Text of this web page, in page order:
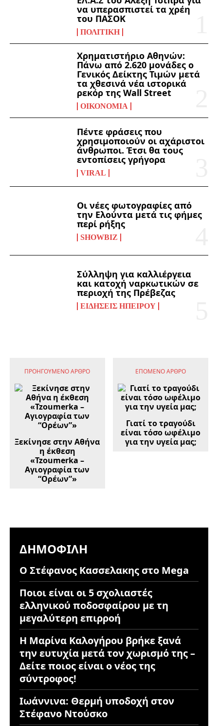
να υπερασπιστεί τα χρέη
του ΠΑΣΟΚ
ΠΟΛΙΤΙΚΉ
Χρηματιστήριο Αθηνών:
Πάνω από 2.620 μονάδες ο
Γενικός Δείκτης Τιμών μετά
τα χθεσινά νέα ιστορικά
ρεκόρ της Wall Street
ΟΙΚΟΝΟΜΊΑ
Πέντε φράσεις που
χρησιμοποιούν οι αχάριστοι
άνθρωποι. Έτσι θα τους
εντοπίσεις γρήγορα
VIRAL
Οι νέες φωτογραφίες από
την Ελούντα μετά τις φήμες
περί ρήξης
SHOWBIZ
Σύλληψη για καλλιέργεια
και κατοχή ναρκωτικών σε
περιοχή της Πρέβεζας
ΕΙΔΉΣΕΙΣ ΗΠΕΊΡΟΥ
ΠΡΟΗΓΟΎΜΕΝΟ ΆΡΘΡΟ
Ξεκίνησε στην Αθήνα
η έκθεση
«Tzoumerka –
Αγιογραφία των
“Ορέων”»
ΕΠΌΜΕΝΟ ΆΡΘΡΟ
Γιατί το τραγούδι
είναι τόσο ωφέλιμο
για την υγεία μας;
ΔΗΜΟΦΙΛΉ
Ο Στέφανος Κασσελακης στο Mega
Ποιοι είναι οι 5 σχολιαστές
ελληνικού ποδοσφαίρου με τη
μεγαλύτερη επιρροή
Η Μαρίνα Καλογήρου βρήκε ξανά
την ευτυχία μετά τον χωρισμό της –
Δείτε ποιος είναι ο νέος της
σύντροφος!
Ιωάννινα: Θερμή υποδοχή στον
Στέφανο Ντούσκο